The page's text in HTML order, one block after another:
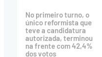
No primeiro turno, o
único reformista que
teve a candidatura
autorizada, terminou
na frente com 42,4%
dos votos